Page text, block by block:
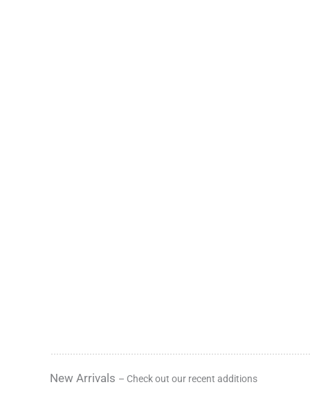
New Arrivals – Check out our recent additions